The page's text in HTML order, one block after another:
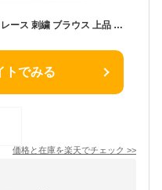
楽天1位・【店内全品SALE】 ドット レース 刺繍 ブラウス 上品 長袖 スキッパー ノーカラー 白 黒 / レディース きれいめ トップス レースブラウス 白シャツ 白ブラウス フォーマル オフィス カジュアル オフィスカジュアル 大きいサイズ 韓国 春 夏 秋 冬 ホワイト ブラック
トでみる
価格と在庫を楽天でチェック >>